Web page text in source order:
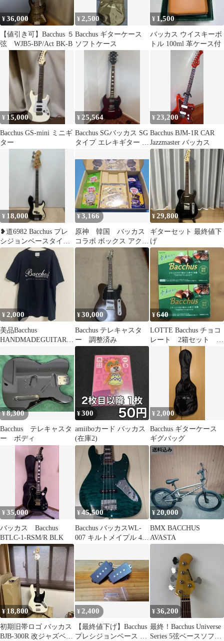
¥36,000
【値引き可】Bacchus ５
弦 WJB5-BP/Act BK-B
¥ 2,500
Bacchus ギターケース
ソフトケース
¥ 1,500
バッカス ウイスキーボ
トル 100ml 革ケース付
¥ 15,000
Bacchus GS-mini ミニギ
ター
¥ 25,564
Bacchus SGバッカス SG
タイプ エレキギター チ
¥ 23,200
Bacchus BJM-1R CAR
Jazzmaster バッカス
¥ 18,000
❥道6982 Bacchus プレ
シジョンベースタイプ
エレキベース バッカス
¥3,166
原神 韓国 バッカス
コラボ ボックス アクリ
ルスタンド 他 ナヴィア
¥29,800
ギターセット 最終値下
げ
¥2,000
美品Bacchus
HANDMADEGUITARS
L
¥30,000
Bacchus テレキャスタ
ー 調整済み
¥640
LOTTE Bacchus チョコ
レート 2箱セット 賞
味期限2026/9/5
¥8,300
Bacchus テレキャスタ
ー ボディ
¥300
amiiboカード バッカス
(在庫2)
¥2,000
Bacchus ギターケース
ギグバッグ
¥35,000
バッカス Bacchus
BTLC-1-RSM/R BLK
¥45,500
Bacchus バッカスWL-
007 キルトメイプル 4弦
¥20,000
BMX BACCHUS
AVASTA
¥ 18,800
初期旧帯ロゴ バッカス
BJB-300R 改ジャズベ
¥ 2,400
【最終値下げ】Bacchus
プレシジョンベース ピ
¥36,200
最終！Bacchus Universe
Series 5弦ベースソフト